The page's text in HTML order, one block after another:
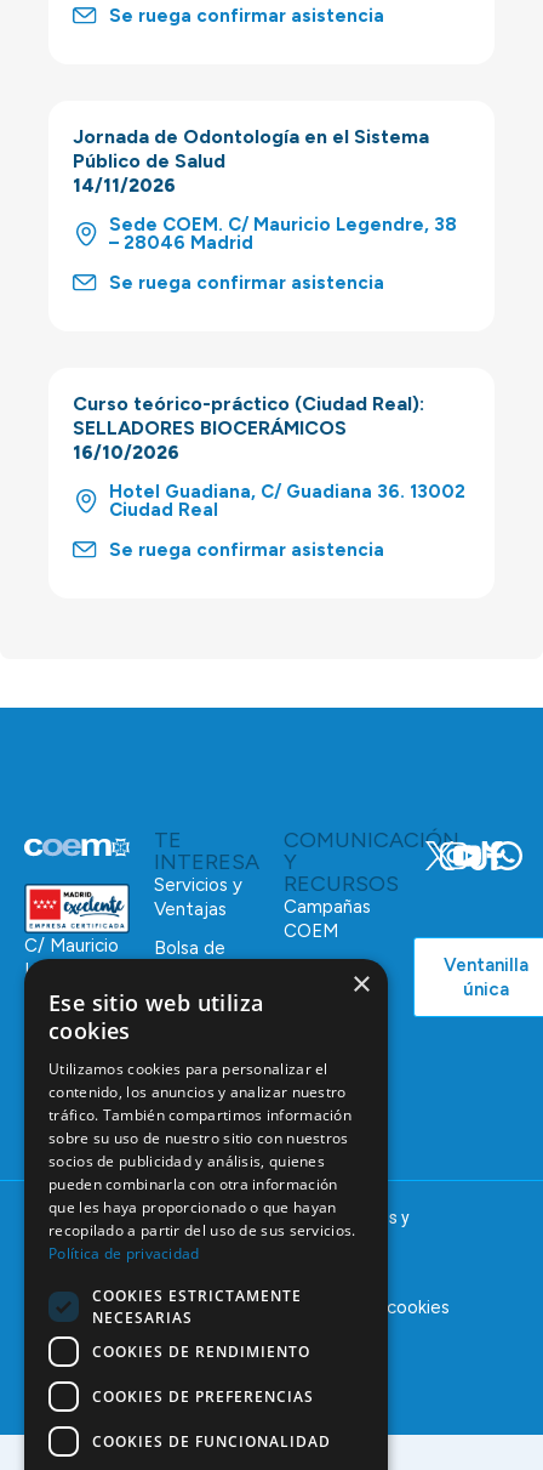
Se ruega confirmar asistencia
Jornada de Odontología en el Sistema
Público de Salud
14/11/2026
Sede COEM. C/ Mauricio Legendre, 38
– 28046 Madrid
Se ruega confirmar asistencia
Curso teórico-práctico (Ciudad Real):
SELLADORES BIOCERÁMICOS
16/10/2026
Hotel Guadiana, C/ Guadiana 36. 13002
Ciudad Real
Se ruega confirmar asistencia
C/ Mauricio
Legendre,
28046
Madrid
91 561 29 05
informacion@coem.org.es
TE
INTERESA
Servicios y
Ventajas
Bolsa de
Formación
Tablón de
anuncios
COMUNICACIÓN
Y
RECURSOS
Campañas
COEM
Ventanilla
única
© 2025 – COEM – Colegio Oficial de Odontólogos y
Estomatólogos de la I región
Aviso legalPolítica de privacidad Política de cookies
×
Ese sitio web utiliza
cookies
Utilizamos cookies para personalizar el
contenido, los anuncios y analizar nuestro
tráfico. También compartimos información
sobre su uso de nuestro sitio con nuestros
socios de publicidad y análisis, quienes
pueden combinarla con otra información
que les haya proporcionado o que hayan
recopilado a partir del uso de sus servicios.
Política de privacidad
COOKIES ESTRICTAMENTE
NECESARIAS
COOKIES DE RENDIMIENTO
COOKIES DE PREFERENCIAS
COOKIES DE FUNCIONALIDAD